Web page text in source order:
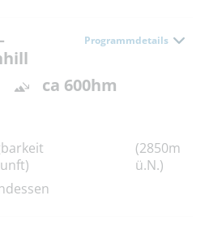
Programmdetails
ca 600hm
(2850m
ü.N.)